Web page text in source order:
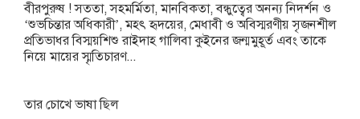
বীরপুরুষ ! সততা, সহমর্মিতা, মানবিকতা, বন্ধুত্বের অনন্য নিদর্শন ও
‘শুভচিন্তার অধিকারী’, মহৎ হৃদয়ের, মেধাবী ও অবিস্মরণীয় সৃজনশীল
প্রতিভাধর বিস্ময়শিশু রাইদাহ গালিবা কুইনের জন্মমুহূর্ত এবং তাকে
নিয়ে মায়ের স্মৃতিচারণ...
তার চোখে ভাষা ছিল